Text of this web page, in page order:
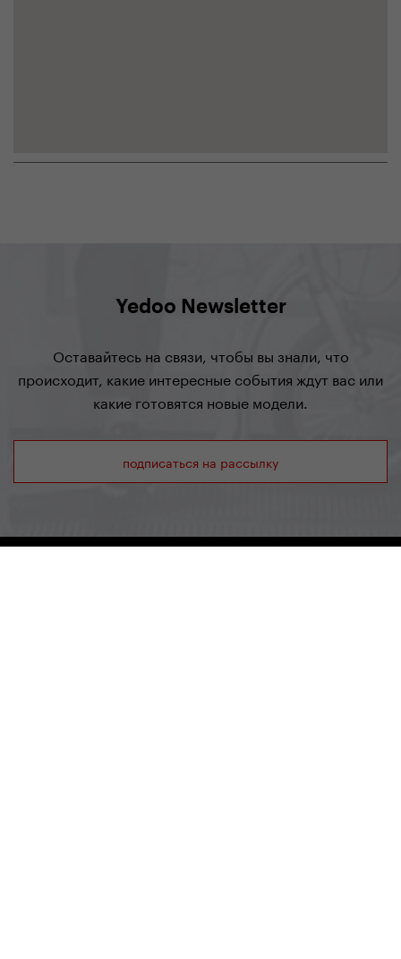
Yedoo Newsletter
Оставайтесь на связи, чтобы вы знали, что
происходит, какие интересные события ждут вас или
какие готовятся новые модели.
подписаться на рассылку